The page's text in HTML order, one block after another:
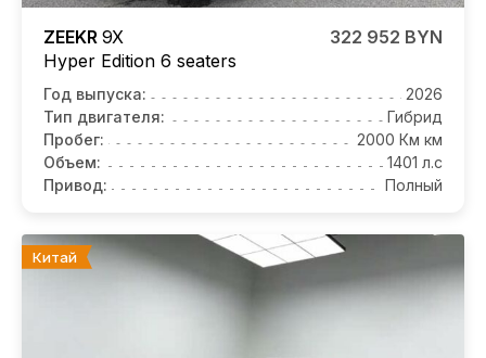
ZEEKR 9X
Hyper Edition 6 seaters
322 952 BYN
Год выпуска:
2026
Тип двигателя:
Гибрид
Пробег:
2000 Км км
Объем:
1401 л.с
Привод:
Полный
Китай